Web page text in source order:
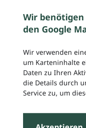
Wir
den Google
Wir verwenden
um Karteninhalte
Daten zu Ihren
die Details durch
Service zu, um